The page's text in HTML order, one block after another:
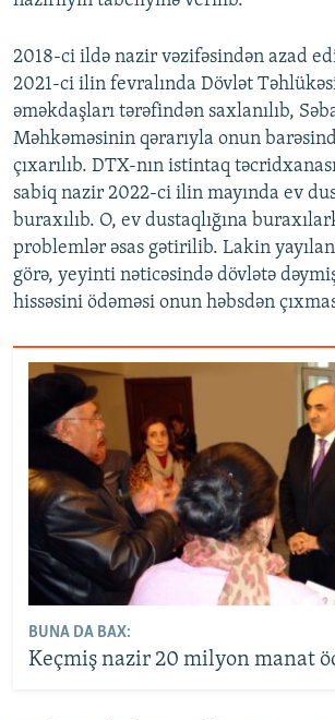
2018-ci ildə nazir vəzifəsindən azad
2021-ci ilin fevralında Dövlət
əməkdaşları tərəfindən saxlanılıb,
Məhkəməsinin qərarıyla onun
çıxarılıb. DTX-nın istintaq
sabiq nazir 2022-ci ilin mayında ev
buraxılıb. O, ev dustaqlığına
problemlər əsas gətirilib. Lakin
görə, yeyinti nəticəsində dövlətə
hissəsini ödəməsi onun həbsdən
BUNA DA BAX:
Keçmiş nazir 20 milyon manat